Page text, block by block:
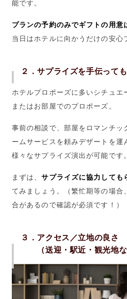
能です。
プランの予約のみでギフトの用意
当日はホテルに向かうだけの安心
２．サプライズを手伝って
ホテルプロポーズに多いシチュエ
またはお部屋でのプロポーズ。
事前の相談で、部屋をロマンチッ
ームサービスを頼みデザートを運
様々なサプライズ演出が可能です。
まずは、サプライズに協力しても
てみましょう。（繁忙期等の場合
合があるので確認が必須です！）
３． アクセス／立地の良さ
（送迎・駅近・観光地な